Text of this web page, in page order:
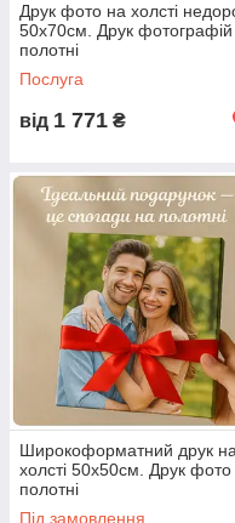
Друк фото на холсті
50х70см. Друк
полотні
Послуга
від 1 771 ₴
Широкоформатний друк на
холсті 50х50см. Друк фото
полотні
Під замовлення